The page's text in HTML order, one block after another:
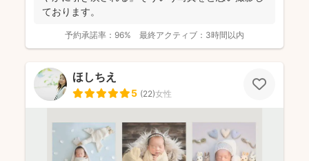
ております。
予約承諾率： 96% 最終アクティブ： 3時間以内
ほしちえ
5 (22)女性